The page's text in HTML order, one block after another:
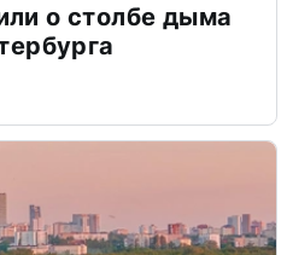
о столбе дыма